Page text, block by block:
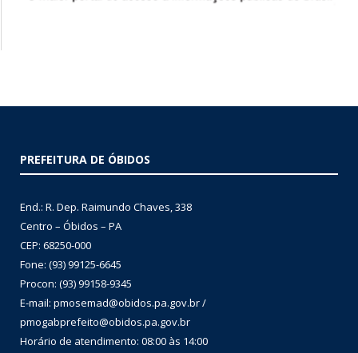
PREFEITURA DE ÓBIDOS
End.: R. Dep. Raimundo Chaves, 338
Centro – Óbidos – PA
CEP: 68250-000
Fone: (93) 99125-6645
Procon: (93) 99158-9345
E-mail: pmosemad@obidos.pa.gov.br /
pmogabprefeito@obidos.pa.gov.br
Horário de atendimento: 08:00 às 14:00